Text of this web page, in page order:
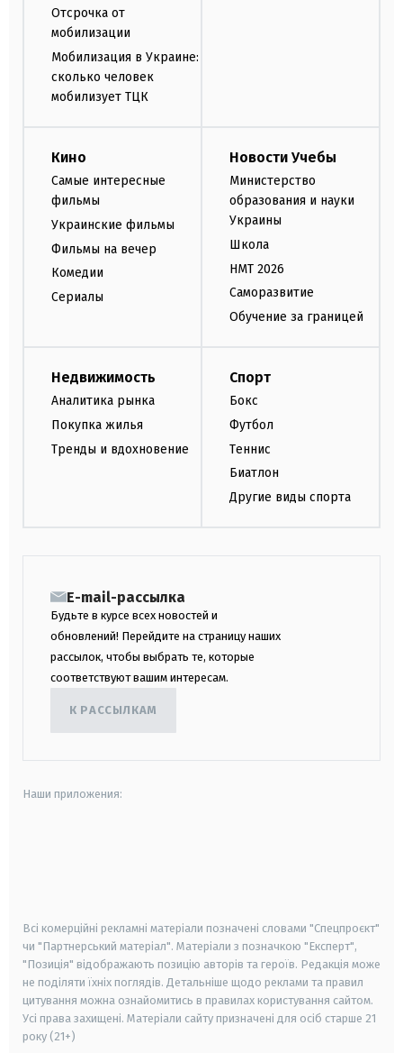
Отсрочка от
мобилизации
Мобилизация в Украине:
сколько человек
мобилизует ТЦК
Кино
Самые интересные
фильмы
Украинские фильмы
Фильмы на вечер
Комедии
Сериалы
Новости Учебы
Министерство
образования и науки
Украины
Школа
НМТ 2026
Саморазвитие
Обучение за границей
Недвижимость
Аналитика рынка
Покупка жилья
Тренды и вдохновение
Спорт
Бокс
Футбол
Теннис
Биатлон
Другие виды спорта
E-mail-рассылка
Будьте в курсе всех новостей и
обновлений! Перейдите на страницу наших
рассылок, чтобы выбрать те, которые
соответствуют вашим интересам.
К РАССЫЛКАМ
Наши приложения:
Всі комерційні рекламні матеріали позначені словами "Спецпроєкт"
чи "Партнерський матеріал". Матеріали з позначкою "Експерт",
"Позиція" відображають позицію авторів та героїв. Редакція може
не поділяти їхніх поглядів. Детальніше щодо реклами та правил
цитування можна ознайомитись в правилах користування сайтом.
Усі права захищені. Матеріали сайту призначені для осіб старше 21
року (21+)